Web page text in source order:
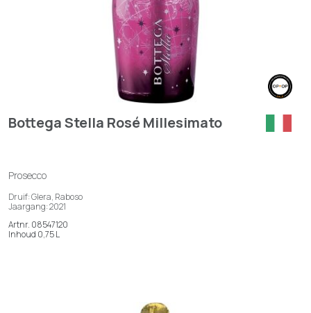
Bottega Stella Rosé Millesimato
Prosecco
Druif: Glera, Raboso
Jaargang: 2021
Artnr. 08547120
Inhoud 0,75 L